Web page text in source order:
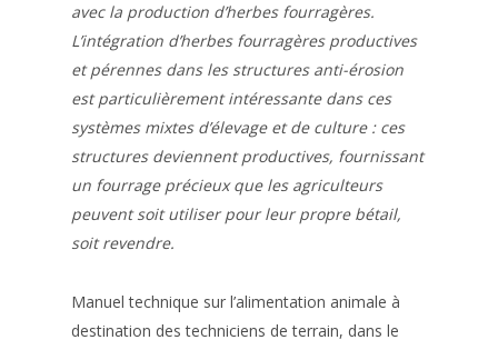
avec la production d’herbes fourragères.
L’intégration d’herbes fourragères productives
et pérennes dans les structures anti-érosion
est particulièrement intéressante dans ces
systèmes mixtes d’élevage et de culture : ces
structures deviennent productives, fournissant
un fourrage précieux que les agriculteurs
peuvent soit utiliser pour leur propre bétail,
soit revendre.
Manuel technique sur l’alimentation animale à
destination des techniciens de terrain, dans le